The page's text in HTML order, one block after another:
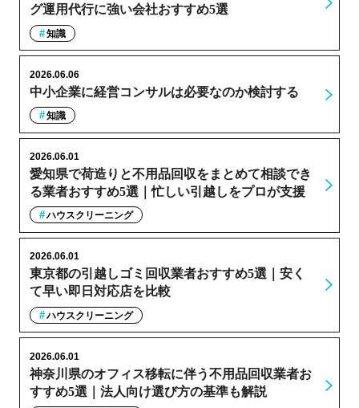
グ運用代行に強い会社おすすめ5選
知識
中小企業に経営コンサルは必要なのか検討する
2026.06.06
知識
愛知県で荷造りと不用品回収をまとめて相談でき
る業者おすすめ5選｜忙しい引越しをプロが支援
2026.06.01
ハウスクリーニング
東京都の引越しゴミ回収業者おすすめ5選｜安く
て早い即日対応店を比較
2026.06.01
ハウスクリーニング
神奈川県のオフィス移転に伴う不用品回収業者お
すすめ5選｜法人向け選び方の基準も解説
2026.06.01